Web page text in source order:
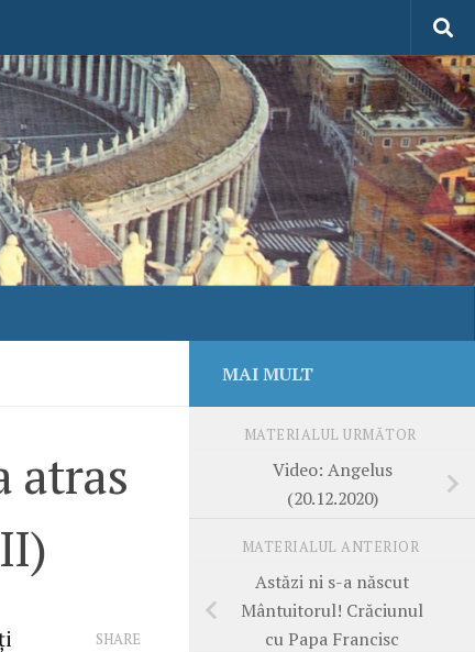
atras
SHARE
MAI MULT
MATERIALUL URMĂTOR
Video: Angelus
(20.12.2020)
MATERIALUL ANTERIOR
Astăzi ni s-a născut
Mântuitorul! Crăciunul
cu Papa Francisc